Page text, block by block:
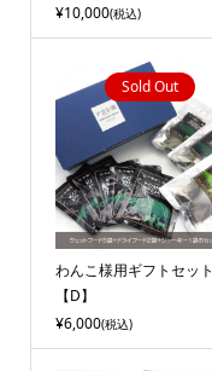
¥10,000(税込)
Sold Out
わんこ様用ギフトセット
【D】
¥6,000(税込)